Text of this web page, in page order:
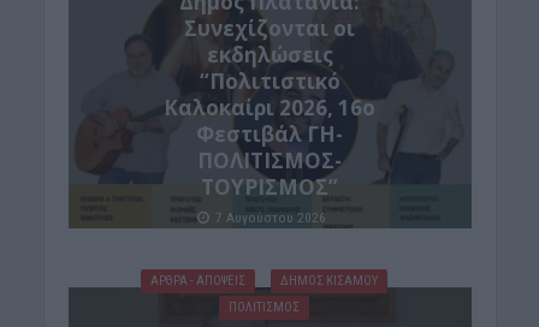
Συνεχίζονται οι
εκδηλώσεις
“Πολιτιστικό
Καλοκαίρι 2026, 16ο
Φεστιβάλ ΓΗ-
ΠΟΛΙΤΙΣΜΟΣ-
ΤΟΥΡΙΣΜΟΣ”
7 Αυγούστου 2026
ΑΡΘΡΑ - ΑΠΟΨΕΙΣ
ΔΉΜΟΣ ΚΙΣΆΜΟΥ
ΠΟΛΙΤΙΣΜΟΣ